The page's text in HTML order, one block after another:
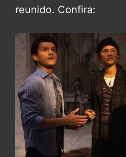
reunido. Confira: